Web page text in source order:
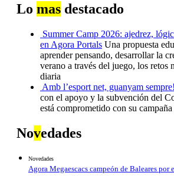
Lo mas destacado
Summer Camp 2026: ajedrez,
en Agora Portals Una propuesta
aprender pensando, desarrollar la
verano a través del juego, los retos
diaria
Amb l’esport net, guanyam sempre!
con el apoyo y la subvención del
está comprometido con su
Novedades
Novedades
Agora Megaescacs campeón de Baleares por